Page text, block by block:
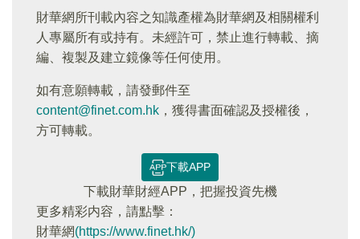
財華網所刊載內容之知識產權為財華網及相關權利
人專屬所有或持有。未經許可，禁止進行轉載、摘
編、複製及建立鏡像等任何使用。
如有意願轉載，請發郵件至
content@finet.com.hk ，獲得書面確認及授權後，
方可轉載。
下載APP
下載財華財經APP，把握投資先機
更多精彩内容，請點擊：
財華網(https://www.finet.hk/)